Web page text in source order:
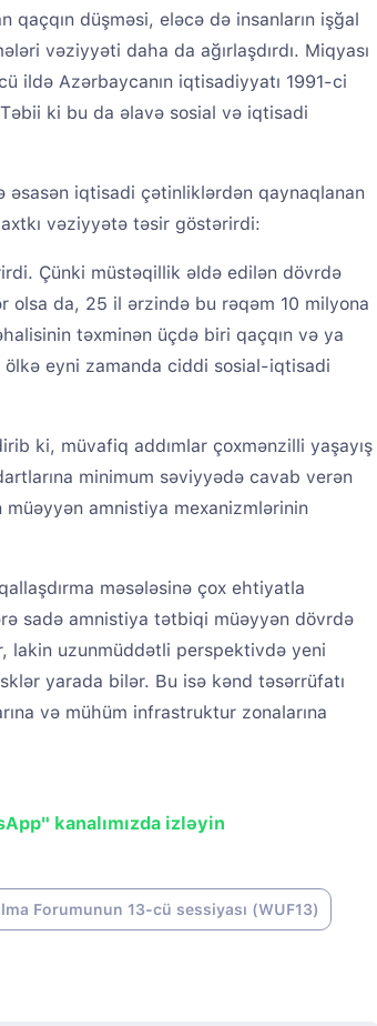
qaçqın düşməsi, eləcə də insanların işğal
vəziyyəti daha da ağırlaşdırdı. Miqyası
ildə Azərbaycanın iqtisadiyyatı 1991-ci
ki bu da əlavə sosial və iqtisadi
əsasən iqtisadi çətinliklərdən qaynaqlanan
vəziyyətə təsir göstərirdi:
Çünki müstəqillik əldə edilən dövrdə
olsa da, 25 il ərzində bu rəqəm 10 milyona
təxminən üçdə biri qaçqın və ya
eyni zamanda ciddi sosial-iqtisadi
ki, müvafiq addımlar çoxmənzilli yaşayış
minimum səviyyədə cavab verən
amnistiya mexanizmlərinin
məsələsinə çox ehtiyatla
sadə amnistiya tətbiqi müəyyən dövrdə
lakin uzunmüddətli perspektivdə yeni
yarada bilər. Bu isə kənd təsərrüfatı
və mühüm infrastruktur zonalarına
kanalımızda izləyin
Forumunun 13-cü sessiyası (WUF13)